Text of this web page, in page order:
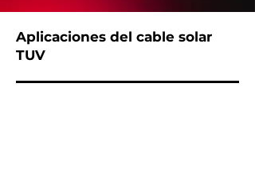
Aplicaciones del cable solar
TUV